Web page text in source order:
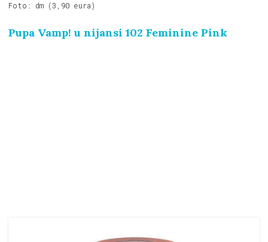
Foto: dm (3,90 eura)
Pupa Vamp! u nijansi 102 Feminine Pink